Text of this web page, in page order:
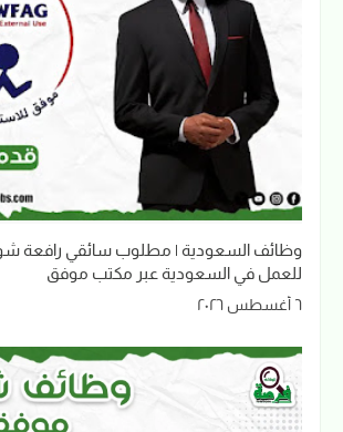
وظائف السعودية | مطلوب سائقي رافعة
للعمل في السعودية عبر مكتب موفق
٦ أغسطس ٢٠٢٦